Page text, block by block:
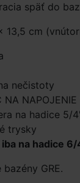
späť do
13,5 cm
nečistoty
NA
na hadice
trysky
na hadice
GRE.